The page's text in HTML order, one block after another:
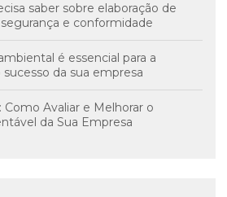
saber sobre elaboração de
e conformidade
é essencial para a
da sua empresa
Avaliar e Melhorar o
da Sua Empresa